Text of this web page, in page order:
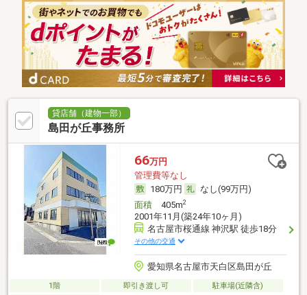
貸店舗（建物一部）
島田が丘事務所
66万円
管理費等なし
180万円
なし(99万円)
面積405m2
2001年11月(築24年10ヶ月)
名古屋市桜通線 神沢駅 徒歩18分
その他の交通
愛知県名古屋市天白区島田が丘
1階 即引き渡し可
駐車場(近隣含)